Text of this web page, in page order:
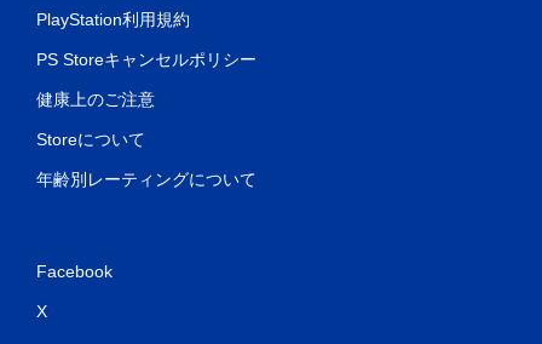
PlayStation利用規約
PS Storeキャンセルポリシー
健康上のご注意
Storeについて
年齢別レーティングについて
Facebook
X